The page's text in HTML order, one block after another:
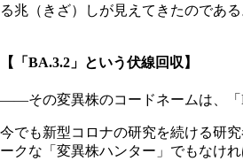
る兆（きざ）しが見えてきたのである
【「BA.3.2」という伏線回収】
――その変異株のコードネームは、「
今でも新型コロナの研究を続ける研
ークな「変異株ハンター」でもなけ